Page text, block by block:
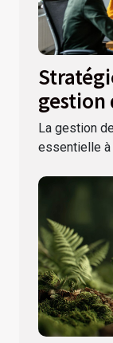
gestion
La gestion
essentielle à